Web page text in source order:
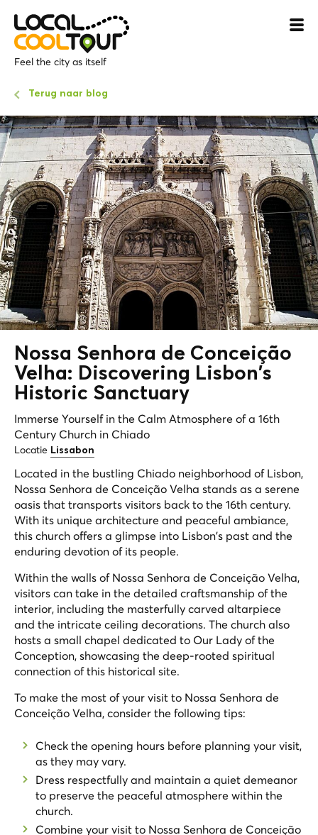
Feel the city as itself
Terug naar blog
Nossa Senhora de Conceição
Velha: Discovering Lisbon's
Historic Sanctuary
Immerse Yourself in the Calm Atmosphere of a 16th
Century Church in Chiado
Locatie Lissabon
Located in the bustling Chiado neighborhood of Lisbon,
Nossa Senhora de Conceição Velha stands as a serene
oasis that transports visitors back to the 16th century.
With its unique architecture and peaceful ambiance,
this church offers a glimpse into Lisbon's past and the
enduring devotion of its people.
Within the walls of Nossa Senhora de Conceição Velha,
visitors can take in the detailed craftsmanship of the
interior, including the masterfully carved altarpiece
and the intricate ceiling decorations. The church also
hosts a small chapel dedicated to Our Lady of the
Conception, showcasing the deep-rooted spiritual
connection of this historical site.
To make the most of your visit to Nossa Senhora de
Conceição Velha, consider the following tips:
Check the opening hours before planning your visit,
as they may vary.
Dress respectfully and maintain a quiet demeanor
to preserve the peaceful atmosphere within the
church.
Combine your visit to Nossa Senhora de Conceição